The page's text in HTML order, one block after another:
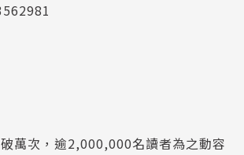
萬次，逾2,000,000名讀者為之動容